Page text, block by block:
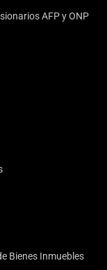
AFP y ONP
Bienes Inmuebles